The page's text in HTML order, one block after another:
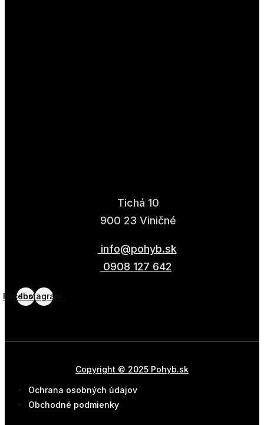
Tichá 10
900 23 Viničné
info@pohyb.sk
0908 127 642
Facebook
Instagram
Copyright © 2025 Pohyb.sk
Ochrana osobných údajov
Obchodné podmienky